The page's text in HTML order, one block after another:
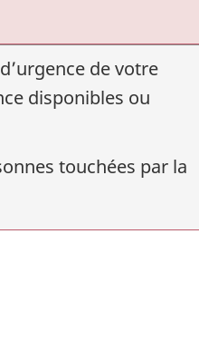
de votre
disponibles ou
touchées par la